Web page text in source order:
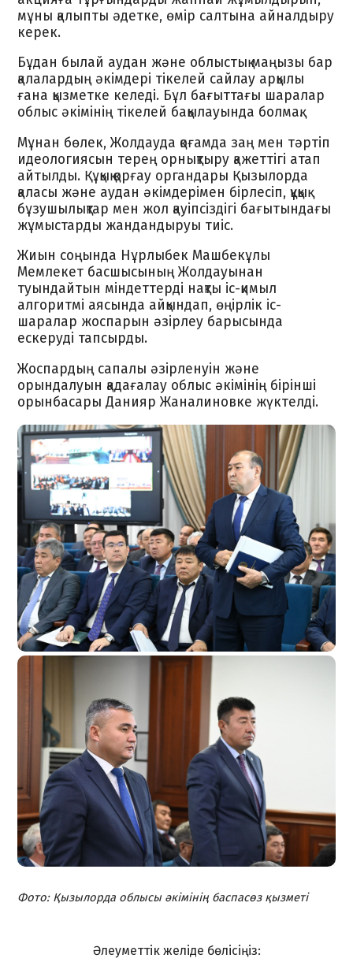
Әлеуметтік желіде бөлісіңіз:
мұны қалыпты әдетке, өмір салтына айналдыру
керек.
Бұдан былай аудан және облыстық маңызы бар
қалалардың әкімдері тікелей сайлау арқылы
ғана қызметке келеді. Бұл бағыттағы шаралар
облыс әкімінің тікелей бақылауында болмақ.
Мұнан бөлек, Жолдауда қоғамда заң мен тәртіп
идеологиясын терең орнықтыру қажеттігі атап
айтылды. Құқық қорғау органдары Қызылорда
қаласы және аудан әкімдерімен бірлесіп, құқық
бұзушылықтар мен жол қауіпсіздігі бағытындағы
жұмыстарды жандандыруы тиіс.
Жиын соңында Нұрлыбек Машбекұлы
Мемлекет басшысының Жолдауынан
туындайтын міндеттерді нақты іс-қимыл
алгоритмі аясында айқындап, өңірлік іс-
шаралар жоспарын әзірлеу барысында
ескеруді тапсырды.
Жоспардың сапалы әзірленуін және
орындалуын қадағалау облыс әкімінің бірінші
орынбасары Данияр Жаналиновке жүктелді.
Фото: Қызылорда облысы әкімінің баспасөз қызметі